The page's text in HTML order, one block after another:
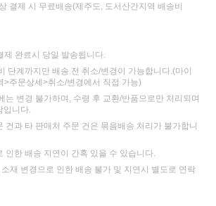
결제 시 무료배송(제주도, 도서산간지역 배송비
제 완료시 당일 발송됩니다.
단계까지만 배송 전 취소/변경이 가능합니다.(마이
>주문상세>취소/변경에서 직접 가능)
는 변경 불가하며, 수령 후 교환/반품으로만 처리되며
입니다.
건과 타 판매처 주문 건은 묶음배송 처리가 불가합니
인한 배송 지연이 간혹 있을 수 있습니다.
재 변경으로 인한 배송 불가 및 지연시 별도로 연락